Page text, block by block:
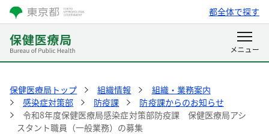
都全体で探す
保健医療局トップ 組織情報
組織・業務案内
感染症対策部
防疫課
防疫課からのお知らせ
令和8年度保健医療局感染症対策部防疫課 保健医療局アシ
スタント職員（一般業務）の募集